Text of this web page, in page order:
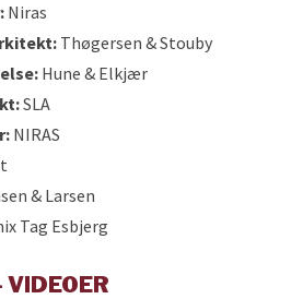
Niras
Thøgersen & Stouby
Hune & Elkjær
SLA
NIRAS
& Larsen
Tag Esbjerg